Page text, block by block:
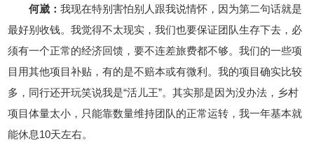
何崴：我现在特别害怕别人跟我说情怀，因为第二句话就是
最好别收钱。我觉得不太现实，我们也要保证团队生存下去，必
须有一个正常的经济回馈，要不连差旅费都不够。我们的一些项
目用其他项目补贴，有的是不赔本或有微利。我的项目确实比较
多，同行还开玩笑说我是“活儿王”。其实那是因为没办法，乡村
项目体量太小，只能靠数量维持团队的正常运转，我一年基本就
能休息10天左右。